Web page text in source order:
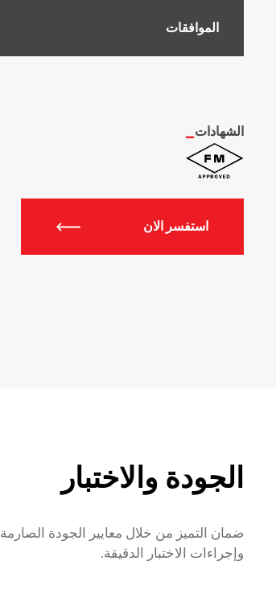
الموافقات
الشهادات_
استفسر الان
الجودة والاختبار
ضمان التميز من خلال معايير الجودة الصارمة
وإجراءات الاختبار الدقيقة.